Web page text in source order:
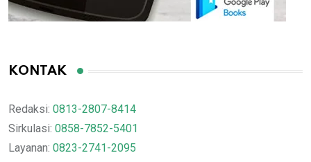
KONTAK
Redaksi: 0813-2807-8414
Sirkulasi: 0858-7852-5401
Layanan: 0823-2741-2095